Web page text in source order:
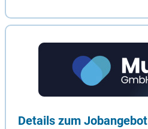
Details zum Jobangebot